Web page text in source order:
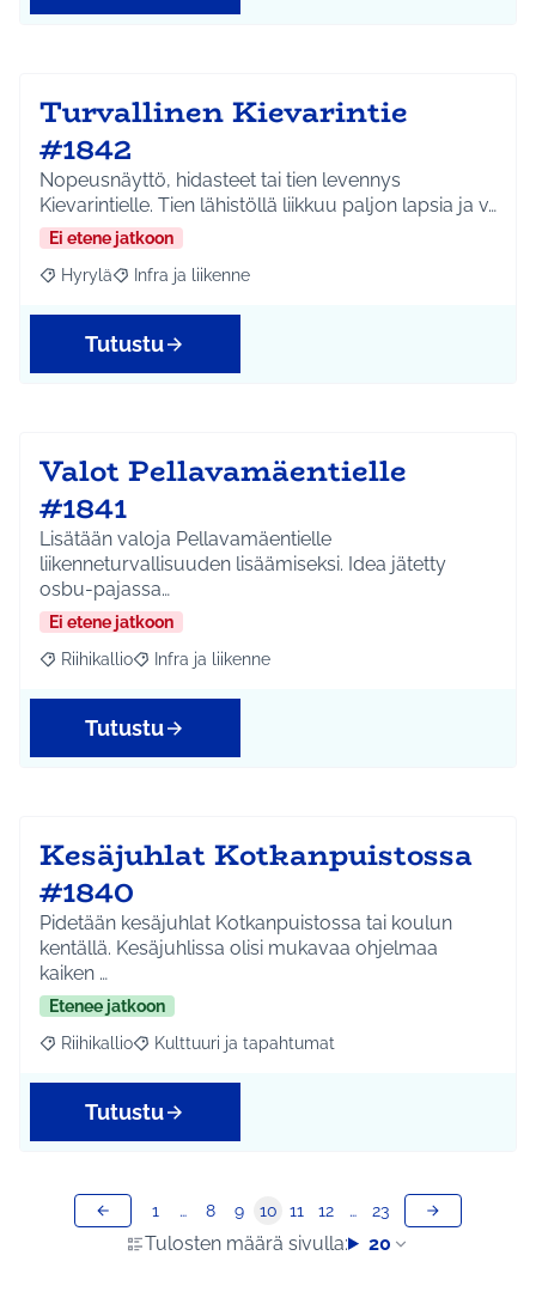
Turvallinen Kievarintie
#1842
Nopeusnäyttö, hidasteet tai tien levennys
Kievarintielle. Tien lähistöllä liikkuu paljon lapsia ja v…
Ei etene jatkoon
Rajaa tulokset aihepiirin mukaan: Hyrylä
Hyrylä Rajaa tulokset teeman mukaan: Infra ja liikenne
Infra ja liikenne
Tutustu
Valot Pellavamäentielle
#1841
Lisätään valoja Pellavamäentielle
liikenneturvallisuuden lisäämiseksi. Idea jätetty
osbu-pajassa…
Ei etene jatkoon
Rajaa tulokset aihepiirin mukaan: Riihikallio
Riihikallio Rajaa tulokset teeman mukaan: Infra ja liikenne
Infra ja liikenne
Tutustu
Kesäjuhlat Kotkanpuistossa
#1840
Pidetään kesäjuhlat Kotkanpuistossa tai koulun
kentällä. Kesäjuhlissa olisi mukavaa ohjelmaa
kaiken …
Etenee jatkoon
Rajaa tulokset aihepiirin mukaan: Riihikallio
Riihikallio Rajaa tulokset teeman mukaan: Kulttuuri ja
Kulttuuri ja tapahtumat
Tutustu
Tulosten määrä sivulla: 20
1 … 8 9 10 11 12 … 23